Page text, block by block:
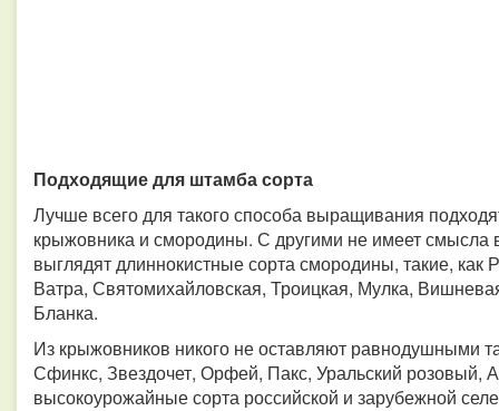
Подходящие для штамба сорта
Лучше всего для такого способа выращивания
крыжовника и смородины. С другими не имеет смысла
выглядят длиннокистные сорта смородины, такие,
Ватра, Святомихайловская, Троицкая, Мулка,
Бланка.
Из крыжовников никого не оставляют равнодушными
Сфинкс, Звездочет, Орфей, Пакс, Уральский розовый,
высокоурожайные сорта российской и зарубежной